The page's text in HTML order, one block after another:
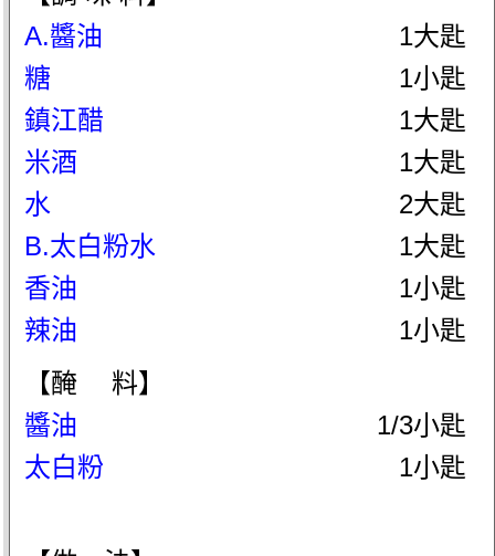
A.醬油
1大匙
糖
1小匙
鎮江醋
1大匙
米酒
1大匙
水
2大匙
B.太白粉水
1大匙
香油
1小匙
辣油
1小匙
【醃 料】
醬油
1/3小匙
太白粉
1小匙